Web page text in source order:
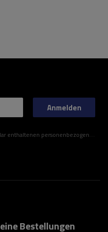
(EU) des Europäischen Parlaments und des Rates zu.
Anmelden
Bestellungen